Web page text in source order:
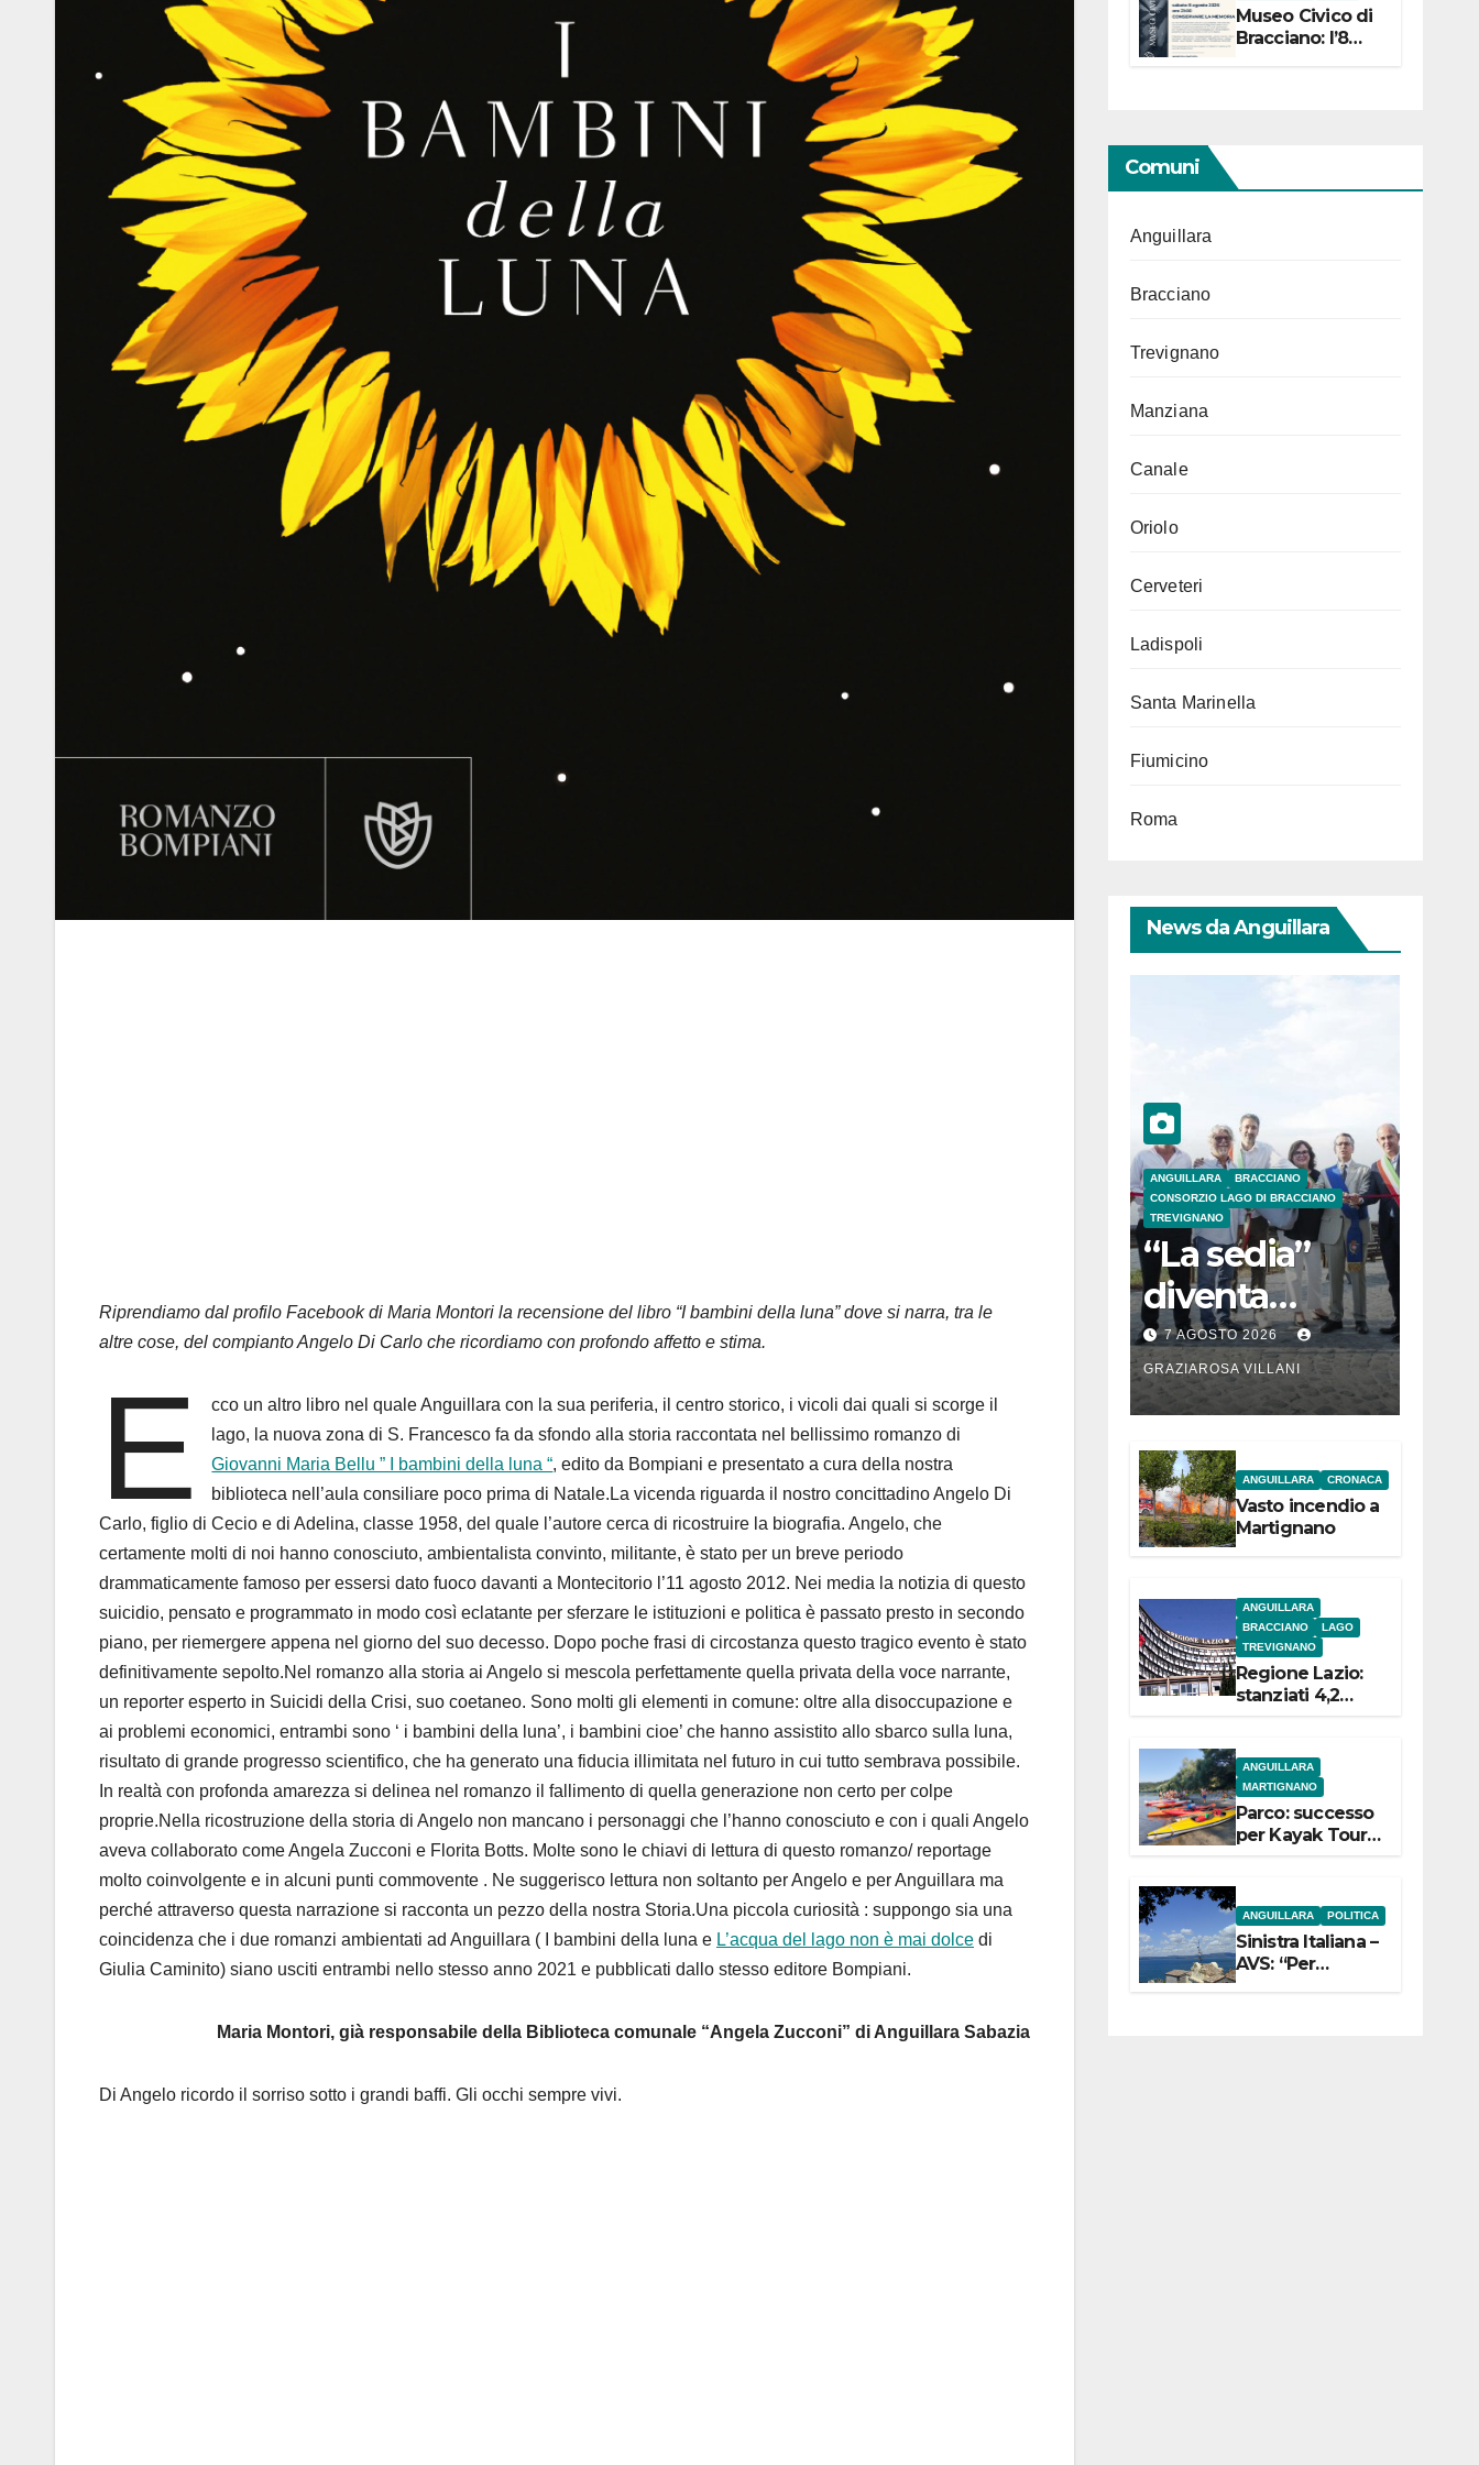
Riprendiamo dal profilo Facebook di Maria Montori la recensione del libro “I bambini della luna” dove si narra, tra le
altre cose, del compianto Angelo Di Carlo che ricordiamo con profondo affetto e stima.
E
cco un altro libro nel quale Anguillara con la sua periferia, il centro storico, i vicoli dai quali si scorge il
lago, la nuova zona di S. Francesco fa da sfondo alla storia raccontata nel bellissimo romanzo di
Giovanni Maria Bellu ” I bambini della luna “, edito da Bompiani e presentato a cura della nostra
biblioteca nell’aula consiliare poco prima di Natale.La vicenda riguarda il nostro concittadino Angelo Di
Carlo, figlio di Cecio e di Adelina, classe 1958, del quale l’autore cerca di ricostruire la biografia. Angelo, che
certamente molti di noi hanno conosciuto, ambientalista convinto, militante, è stato per un breve periodo
drammaticamente famoso per essersi dato fuoco davanti a Montecitorio l’11 agosto 2012. Nei media la notizia di questo
suicidio, pensato e programmato in modo così eclatante per sferzare le istituzioni e politica è passato presto in secondo
piano, per riemergere appena nel giorno del suo decesso. Dopo poche frasi di circostanza questo tragico evento è stato
definitivamente sepolto.Nel romanzo alla storia ai Angelo si mescola perfettamente quella privata della voce narrante,
un reporter esperto in Suicidi della Crisi, suo coetaneo. Sono molti gli elementi in comune: oltre alla disoccupazione e
ai problemi economici, entrambi sono ‘ i bambini della luna’, i bambini cioe’ che hanno assistito allo sbarco sulla luna,
risultato di grande progresso scientifico, che ha generato una fiducia illimitata nel futuro in cui tutto sembrava possibile.
In realtà con profonda amarezza si delinea nel romanzo il fallimento di quella generazione non certo per colpe
proprie.Nella ricostruzione della storia di Angelo non mancano i personaggi che l’hanno conosciuto e con i quali Angelo
aveva collaborato come Angela Zucconi e Florita Botts. Molte sono le chiavi di lettura di questo romanzo/ reportage
molto coinvolgente e in alcuni punti commovente . Ne suggerisco lettura non soltanto per Angelo e per Anguillara ma
perché attraverso questa narrazione si racconta un pezzo della nostra Storia.Una piccola curiosità : suppongo sia una
coincidenza che i due romanzi ambientati ad Anguillara ( I bambini della luna e L’acqua del lago non è mai dolce di
Giulia Caminito) siano usciti entrambi nello stesso anno 2021 e pubblicati dallo stesso editore Bompiani.
Maria Montori, già responsabile della Biblioteca comunale “Angela Zucconi” di Anguillara Sabazia
Di Angelo ricordo il sorriso sotto i grandi baffi. Gli occhi sempre vivi.
Museo Civico di
Bracciano: l’8
Comuni
Anguillara
Bracciano
Trevignano
Manziana
Canale
Oriolo
Cerveteri
Ladispoli
Santa Marinella
Fiumicino
Roma
News da Anguillara
ANGUILLARA
BRACCIANO
CONSORZIO LAGO DI BRACCIANO
TREVIGNANO
“La sedia”
diventa
Belvedere sul
lago di
Bracciano: ieri
l’inaugurazion
e
7 AGOSTO 2026
GRAZIAROSA VILLANI
ANGUILLARA CRONACA
Vasto incendio a
Martignano
ANGUILLARA
BRACCIANO
LAGO
TREVIGNANO
Regione Lazio:
stanziati 4,2
dell’Etruria
Meridionale
ANGUILLARA
MARTIGNANO
Parco: successo
per Kayak Tour a
ANGUILLARA POLITICA
Sinistra Italiana –
AVS: “Per
Anguillara